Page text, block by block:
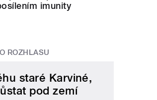
imunity
ROZHLASU
staré Karviné,
pod zemí